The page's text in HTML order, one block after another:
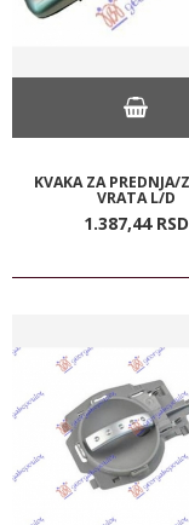
KVAKA ZA PREDNJA/
VRATA L/D
1.387,44 RSD